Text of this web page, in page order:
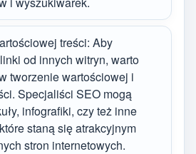
treści: Aby
od innych witryn, warto
tworzenie wartościowej i
Specjaliści SEO mogą
infografiki, czy też inne
staną się atrakcyjnym
stron internetowych.